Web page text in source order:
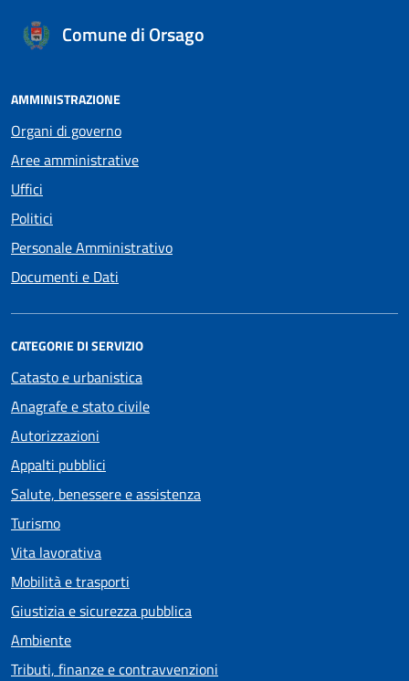
Comune di Orsago
AMMINISTRAZIONE
Organi di governo
Aree amministrative
Uffici
Politici
Personale Amministrativo
Documenti e Dati
CATEGORIE DI SERVIZIO
Catasto e urbanistica
Anagrafe e stato civile
Autorizzazioni
Appalti pubblici
Salute, benessere e assistenza
Turismo
Vita lavorativa
Mobilità e trasporti
Giustizia e sicurezza pubblica
Ambiente
Tributi, finanze e contravvenzioni